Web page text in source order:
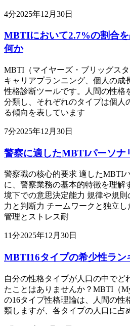
4分2025年12月30日
MBTIにおいて2.7%の割合
何か
MBTI（マイヤーズ・ブリッグス
キャリアプランニング、個人の成
性格診断ツールです。人間の性格
分類し、それぞれのタイプは個人
る傾向を表しています
7分2025年12月30日
警察に適したMBTIパーソナ
警察職の核心的要求 適したMBTI
に、警察業務の基本的特徴を理解
境下での意思決定能力 規律や規
力と判断力 チームワークと独立
管理とストレス耐
11分2025年12月30日
MBTI16タイプの希少性ラン
自分の性格タイプが人口の中でど
たことはありませんか？MBTI（
の16タイプ性格理論は、人間の性
類しますが、各タイプの人口に占